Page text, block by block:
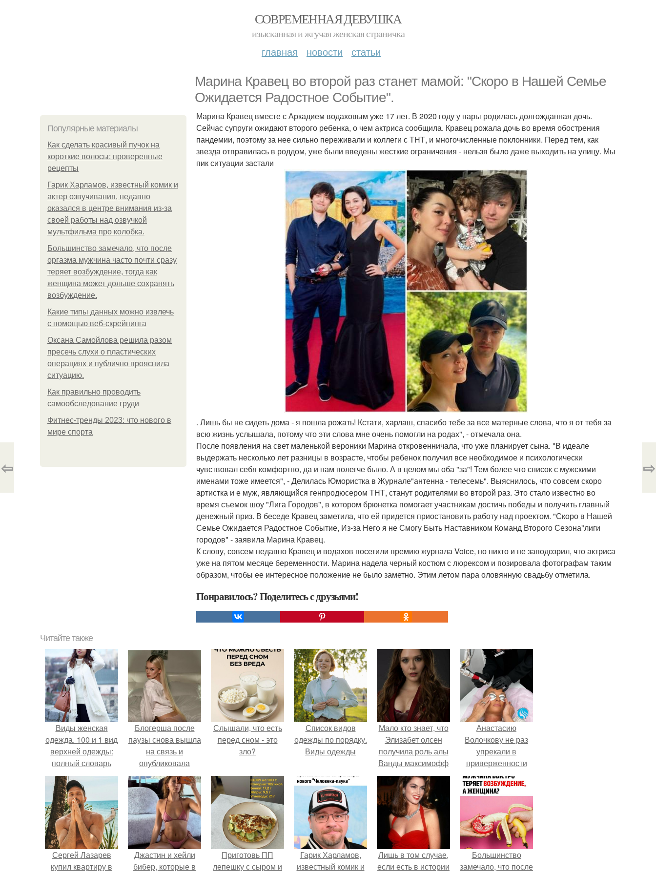
СОВРЕМЕННАЯ ДЕВУШКА
изысканная и жгучая женская страничка
главная новости статьи
Марина Кравец во второй раз станет мамой: "Скоро в Нашей Семье
Ожидается Радостное Событие".
Популярные материалы
Как сделать красивый пучок на
короткие волосы: проверенные
рецепты
Гарик Харламов, известный комик и
актер озвучивания, недавно
оказался в центре внимания из-за
своей работы над озвучкой
мультфильма про колобка.
Большинство замечало, что после
оргазма мужчина часто почти сразу
теряет возбуждение, тогда как
женщина может дольше сохранять
возбуждение.
Какие типы данных можно извлечь
с помощью веб-скрейпинга
Оксана Самойлова решила разом
пресечь слухи о пластических
операциях и публично прояснила
ситуацию.
Как правильно проводить
самообследование груди
Фитнес-тренды 2023: что нового в
мире спорта
Марина Кравец вместе с Аркадием водаховым уже 17 лет. В 2020 году у пары родилась долгожданная дочь.
Сейчас супруги ожидают второго ребенка, о чем актриса сообщила. Кравец рожала дочь во время обострения
пандемии, поэтому за нее сильно переживали и коллеги с ТНТ, и многочисленные поклонники. Перед тем, как
звезда отправилась в роддом, уже были введены жесткие ограничения - нельзя было даже выходить на улицу. Мы
пик ситуации застали
. Лишь бы не сидеть дома - я пошла рожать! Кстати, харлаш, спасибо тебе за все матерные слова, что я от тебя за
всю жизнь услышала, потому что эти слова мне очень помогли на родах", - отмечала она.
После появления на свет маленькой вероники Марина откровенничала, что уже планирует сына. "В идеале
выдержать несколько лет разницы в возрасте, чтобы ребенок получил все необходимое и психологически
чувствовал себя комфортно, да и нам полегче было. А в целом мы оба "за"! Тем более что список с мужскими
именами тоже имеется", - Делилась Юмористка в Журнале"антенна - телесемь". Выяснилось, что совсем скоро
артистка и е муж, являющийся генпродюсером ТНТ, станут родителями во второй раз. Это стало известно во
время съемок шоу "Лига Городов", в котором брюнетка помогает участникам достичь победы и получить главный
денежный приз. В беседе Кравец заметила, что ей придется приостановить работу над проектом. "Скоро в Нашей
Семье Ожидается Радостное Событие, Из-за Него я не Смогу Быть Наставником Команд Второго Сезона"лиги
городов" - заявила Марина Кравец.
К слову, совсем недавно Кравец и водахов посетили премию журнала Voice, но никто и не заподозрил, что актриса
уже на пятом месяце беременности. Марина надела черный костюм с люрексом и позировала фотографам таким
образом, чтобы ее интересное положение не было заметно. Этим летом пара оловянную свадьбу отметила.
Понравилось? Поделитесь с друзьями!
⇦ ⇨
Читайте также
Виды женская
одежда. 100 и 1 вид
верхней одежды:
полный словарь
видов пальто,
курток и прочего
Блогерша после
паузы снова вышла
на связь и
опубликовала
свежую серию
кадров из спальни.
Слышали, что есть
перед сном - это
зло?
Список видов
одежды по порядку.
Виды одежды
Мало кто знает, что
Элизабет олсен
получила роль алы
Ванды максимофф
не сразу.
Анастасию
Волочкову не раз
упрекали в
приверженности
устаревшим бьюти -
процедурам.
Сергей Лазарев
купил квартиру в
Джастин и хейли
бибер, которые в
Приготовь ПП
лепешку с сыром и
Гарик Харламов,
известный комик и
Лишь в том случае,
если есть в истории
Большинство
замечало, что после